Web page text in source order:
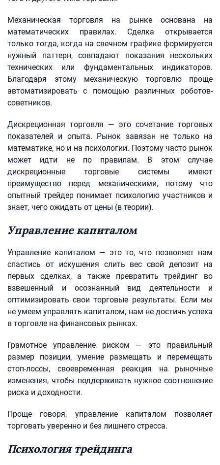
Механическая торговля на рынке основана на
математических правилах. Сделка открывается
только тогда, когда на свечном графике формируется
нужный паттерн, совпадают показания нескольких
технических или фундаментальных индикаторов.
Благодаря этому механическую торговлю проще
автоматизировать с помощью различных роботов-
советников.
Дискреционная торговля — это сочетание торговых
показателей и опыта. Рынок завязан не только на
математике, но и на психологии. Поэтому часто рынок
может идти не по правилам. В этом случае
дискреционные торговые системы имеют
преимущество перед механическими, потому что
опытный трейдер понимает психологию участников и
знает, чего ожидать от цены (в теории).
Управление капиталом
Управление капиталом — это то, что позволяет нам
спастись от искушения слить вес свой депозит на
первых сделках, а также превратить трейдинг во
взвешенный и осознанный вид деятельности и
оптимизировать свои торговые результаты. Если мы
не умеем управлять капиталом, нам не достичь успеха
в торговле на финансовых рынках.
Грамотное управление риском — это правильный
размер позиции, умение размещать и перемещать
стоп-лоссы, своевременная реакция на рыночные
изменения, чтобы поддерживать нужное соотношение
риска и доходности.
Проще говоря, управление капиталом позволяет
торговать уверенно и без лишнего стресса.
Психология трейдинга